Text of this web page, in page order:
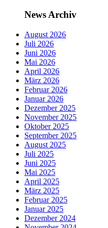
News Archiv
August 2026
Juli 2026
Juni 2026
Mai 2026
April 2026
März 2026
Februar 2026
Januar 2026
Dezember 2025
November 2025
Oktober 2025
September 2025
August 2025
Juli 2025
Juni 2025
Mai 2025
April 2025
März 2025
Februar 2025
Januar 2025
Dezember 2024